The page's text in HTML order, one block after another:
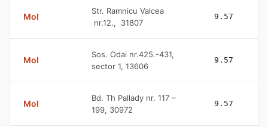
Mol
Str. Ramnicu Valcea
nr.12., 31807
9.57
Mol
Sos. Odai nr.425.-431,
sector 1, 13606
9.57
Mol
Bd. Th Pallady nr. 117 –
199, 30972
9.57